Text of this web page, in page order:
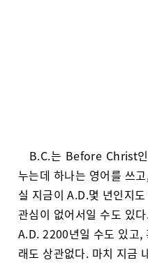
B.C.는 Before Christ
누는데 하나는 영어를 쓰
실 지금이 A.D.몇 년인지
관심이 없어서일 수도 있
A.D. 2200년일 수도 있고
래도 상관없다. 마치 지금